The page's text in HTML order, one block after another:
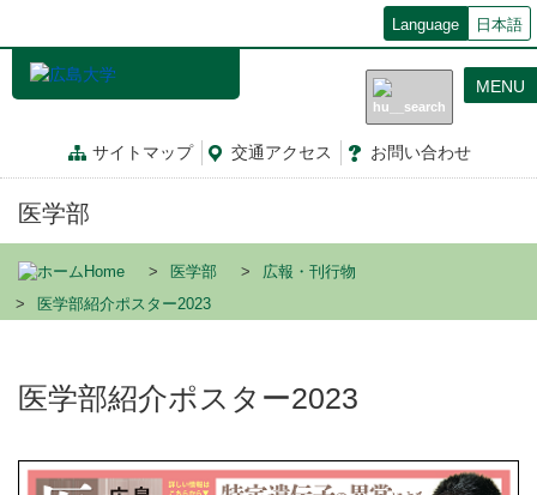
Language 日本語
サイトマップ 交通アクセス お問い合わせ
MENU
医学部
Home 医学部
広報・刊行物
医学部紹介ポスター2023
医学部紹介ポスター2023